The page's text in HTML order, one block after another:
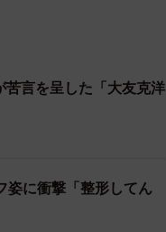
苦言を呈した「大友克洋
姿に衝撃「整形してん